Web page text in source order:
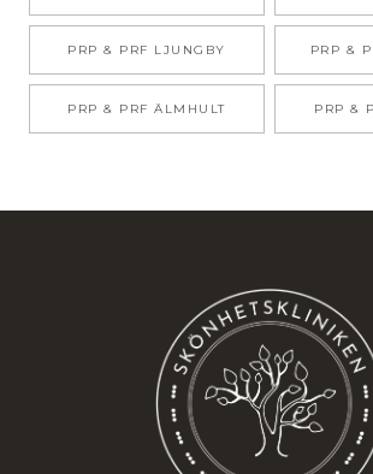
PRP & PRF LJUNGBY PRP &
PRP & PRF ÄLMHULT PRP &